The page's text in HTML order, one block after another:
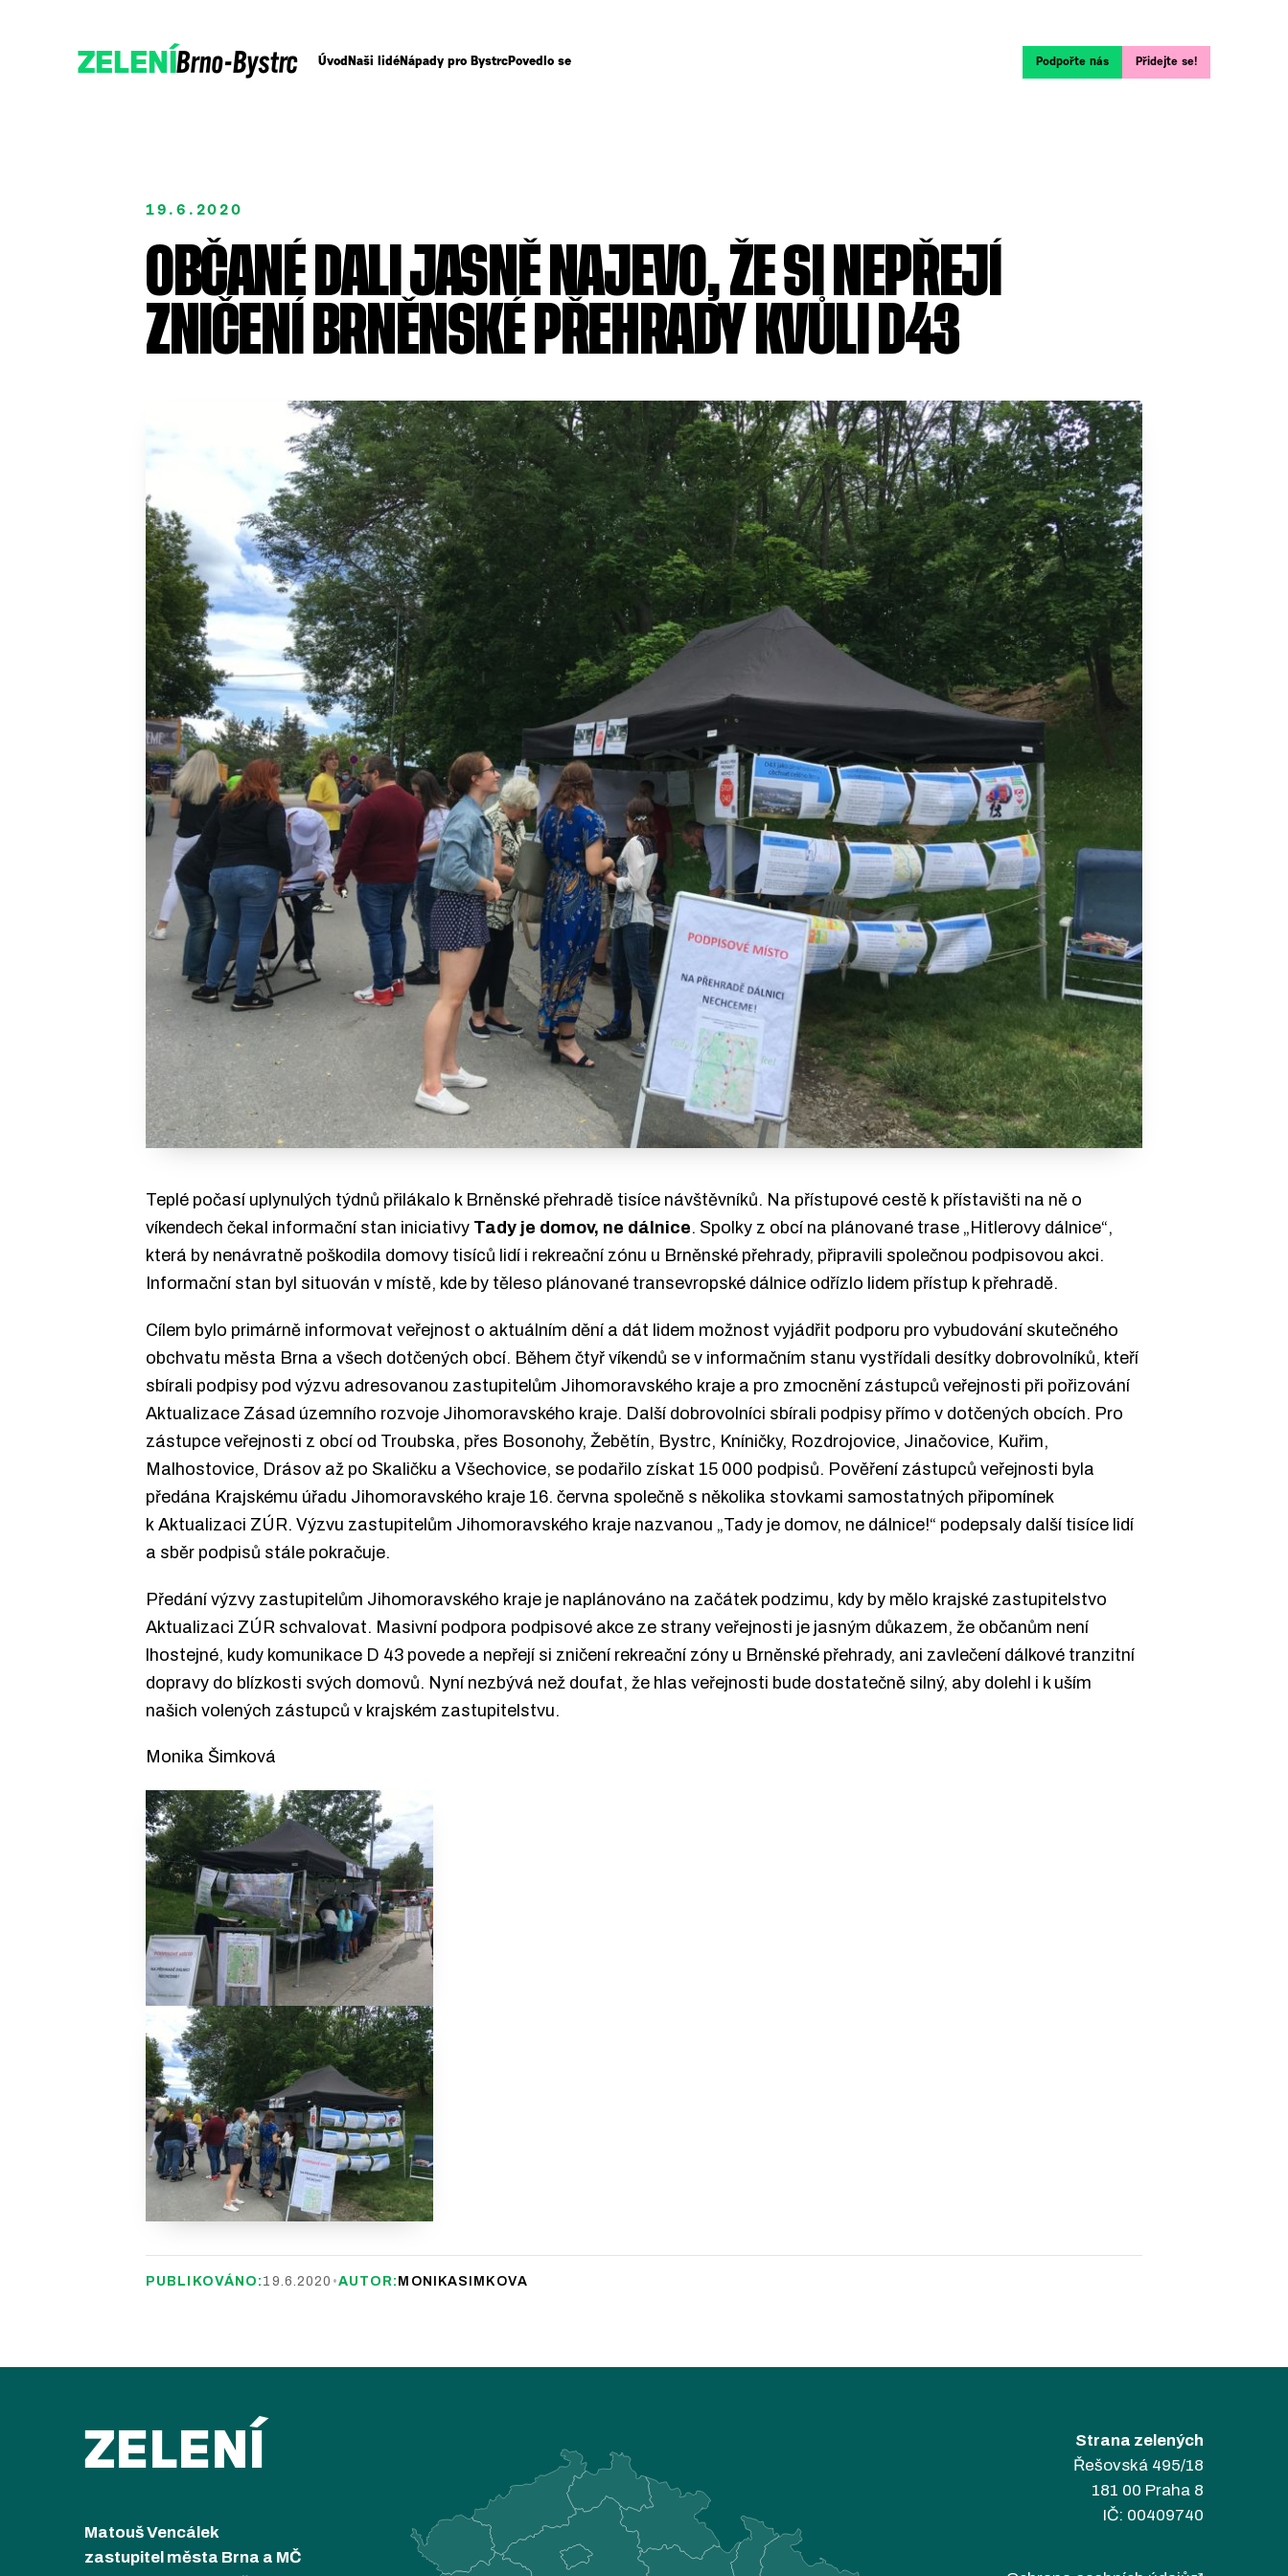
ZELENÍBrno-Bystrc Úvod Naši lidéNápady pro BystrcPovedlo se Podpořte nás Přidejte se!
Podpořte nás
19.6.2020
OBČANÉ DALI JASNĚ NAJEVO, ŽE SI NEPŘEJÍ
ZNIČENÍ BRNĚNSKÉ PŘEHRADY KVŮLI D43
Teplé počasí uplynulých týdnů přilákalo k Brněnské přehradě tisíce návštěvníků. Na přístupové cestě k přístavišti na ně o
víkendech čekal informační stan iniciativy Tady je domov, ne dálnice. Spolky z obcí na plánované trase „Hitlerovy dálnice“,
která by nenávratně poškodila domovy tisíců lidí i rekreační zónu u Brněnské přehrady, připravili společnou podpisovou akci.
Informační stan byl situován v místě, kde by těleso plánované transevropské dálnice odřízlo lidem přístup k přehradě.
Cílem bylo primárně informovat veřejnost o aktuálním dění a dát lidem možnost vyjádřit podporu pro vybudování skutečného
obchvatu města Brna a všech dotčených obcí. Během čtyř víkendů se v informačním stanu vystřídali desítky dobrovolníků, kteří
sbírali podpisy pod výzvu adresovanou zastupitelům Jihomoravského kraje a pro zmocnění zástupců veřejnosti při pořizování
Aktualizace Zásad územního rozvoje Jihomoravského kraje. Další dobrovolníci sbírali podpisy přímo v dotčených obcích. Pro
zástupce veřejnosti z obcí od Troubska, přes Bosonohy, Žebětín, Bystrc, Kníničky, Rozdrojovice, Jinačovice, Kuřim,
Malhostovice, Drásov až po Skaličku a Všechovice, se podařilo získat 15 000 podpisů. Pověření zástupců veřejnosti byla
předána Krajskému úřadu Jihomoravského kraje 16. června společně s několika stovkami samostatných připomínek
k Aktualizaci ZÚR. Výzvu zastupitelům Jihomoravského kraje nazvanou „Tady je domov, ne dálnice!“ podepsaly další tisíce lidí
a sběr podpisů stále pokračuje.
Předání výzvy zastupitelům Jihomoravského kraje je naplánováno na začátek podzimu, kdy by mělo krajské zastupitelstvo
Aktualizaci ZÚR schvalovat. Masivní podpora podpisové akce ze strany veřejnosti je jasným důkazem, že občanům není
lhostejné, kudy komunikace D 43 povede a nepřejí si zničení rekreační zóny u Brněnské přehrady, ani zavlečení dálkové tranzitní
dopravy do blízkosti svých domovů. Nyní nezbývá než doufat, že hlas veřejnosti bude dostatečně silný, aby dolehl i k uším
našich volených zástupců v krajském zastupitelstvu.
Monika Šimková
PUBLIKOVÁNO: 19.6.2020 •AUTOR: MONIKASIMKOVA
ZELENÍ
Matouš Vencálek
zastupitel města Brna a MČ
Strana zelených
Řešovská 495/18
181 00 Praha 8
IČ: 00409740